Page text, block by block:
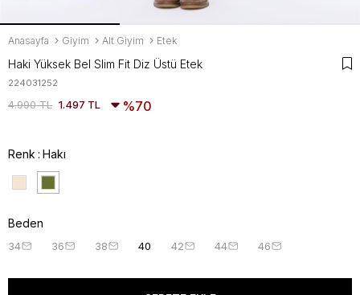
Anasayfa Giyim Alt Giyim Etek
Haki Yüksek Bel Slim Fit Diz Üstü Etek
224031252
4.990 TL 1.497 TL 70
Renk Hakı
Beden
34 36 38 40 42 44 46